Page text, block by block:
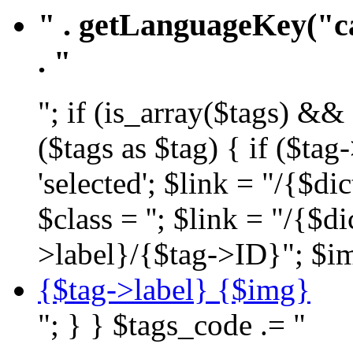
" .
. "
"; if (is_array($tags) &&
($tags as $tag) { if
'selected'; $link = "/
$class = ''; $link = "/
>label}/{$tag->ID}";
{$tag->label} {$img}
"; } } $tags_code .= "